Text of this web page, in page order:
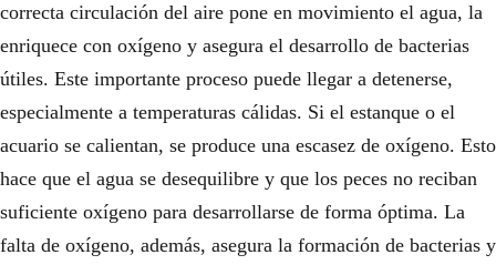
correcta circulación del aire pone en movimiento el agua, la
enriquece con oxígeno y asegura el desarrollo de bacterias
útiles. Este importante proceso puede llegar a detenerse,
especialmente a temperaturas cálidas. Si el estanque o el
acuario se calientan, se produce una escasez de oxígeno. Esto
hace que el agua se desequilibre y que los peces no reciban
suficiente oxígeno para desarrollarse de forma óptima. La
falta de oxígeno, además, asegura la formación de bacterias y